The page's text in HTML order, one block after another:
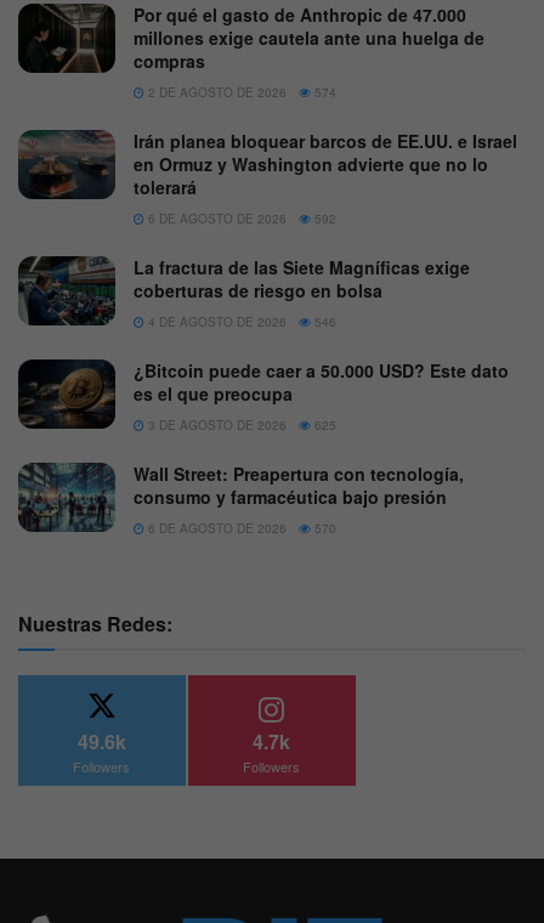
Por qué el gasto de Anthropic de 47.000
millones exige cautela ante una huelga de
compras
2 DE AGOSTO DE 2026 574
Irán planea bloquear barcos de EE.UU. e Israel
en Ormuz y Washington advierte que no lo
tolerará
6 DE AGOSTO DE 2026 592
La fractura de las Siete Magníficas exige
coberturas de riesgo en bolsa
4 DE AGOSTO DE 2026 546
¿Bitcoin puede caer a 50.000 USD? Este dato
es el que preocupa
3 DE AGOSTO DE 2026 625
Wall Street: Preapertura con tecnología,
consumo y farmacéutica bajo presión
6 DE AGOSTO DE 2026 570
Nuestras Redes:
49.6k
Followers
4.7k
Followers